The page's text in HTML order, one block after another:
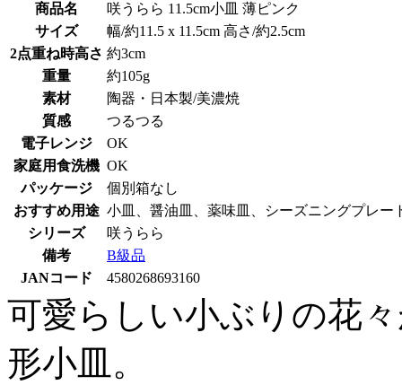
商品名
咲うらら 11.5cm小皿 薄ピンク
サイズ
幅/約11.5 x 11.5cm 高さ/約2.5cm
2点重ね時高さ 約3cm
重量
約105g
素材
陶器・日本製/美濃焼
質感
つるつる
電子レンジ
OK
家庭用食洗機 OK
パッケージ
個別箱なし
おすすめ用途 小皿、醤油皿、薬味皿、シーズニングプレー
シリーズ
咲うらら
備考
B級品
JANコード
4580268693160
可愛らしい小ぶりの花
形小皿。